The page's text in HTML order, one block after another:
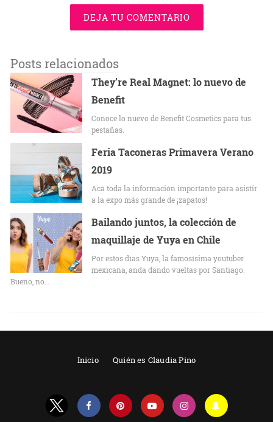
DEJA TU COMENTARIO
Posts relacionados
They’re Real Magnet: lo nuevo de
Benefit
Conoce lo nuevo de Benefit Cosmetics para tus
pestañas.
Feria Taconeras Primavera Verano
2019
Acá toda la información importante para asistir
a la expo más grande de ¡zapatos!
Bailando juntos, la colección de
maquillaje de Yuya en Chile
Por estos días Yuya, la famosísima youtuber
mexicana, anda dando vueltas por Santiago.
Bueno, no…
Inicio Quién es Claudia Pino